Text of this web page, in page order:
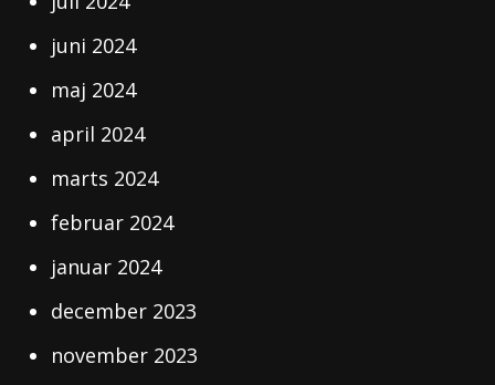
juni 2024
maj 2024
april 2024
marts 2024
februar 2024
januar 2024
december 2023
november 2023